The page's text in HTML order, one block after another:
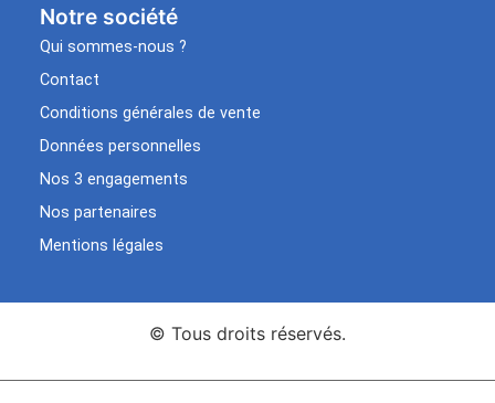
Notre société
Qui sommes-nous ?
Contact
Conditions générales de vente
Données personnelles
Nos 3 engagements
Nos partenaires
Mentions légales
© Tous droits réservés.